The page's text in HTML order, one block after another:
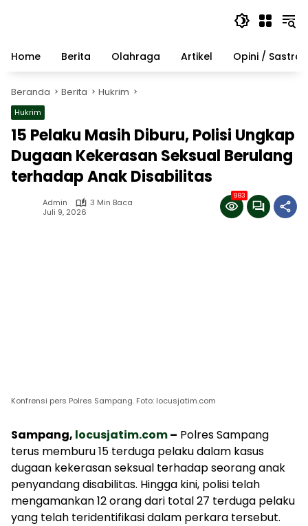
Home
Berita Olahraga Artikel Opini / Sastra
Beranda Berita Hukrim
Hukrim
15 Pelaku Masih Diburu, Polisi Ungkap
Dugaan Kekerasan Seksual Berulang
terhadap Anak Disabilitas
Admin
3 Min Baca
Juli 9, 2026
983
Konfrensi pers Polres Sampang. Foto: locusjatim.com
Sampang, locusjatim.com– Polres Sampang
terus memburu 15 terduga pelaku dalam kasus
dugaan kekerasan seksual terhadap seorang anak
penyandang disabilitas. Hingga kini, polisi telah
mengamankan 12 orang dari total 27 terduga pelaku
yang telah teridentifikasi dalam perkara tersebut.